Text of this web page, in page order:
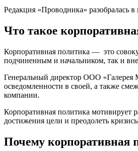
Редакция «Проводника» разобралась
Что такое
Корпоративная политика — это
подчиненным и начальником, так и
Генеральный директор ООО «Галерея
осведомленности в своей, а также
компании.
Корпоративная политика мотивирует
достижения цели и преодолеть
Почему корпоративная